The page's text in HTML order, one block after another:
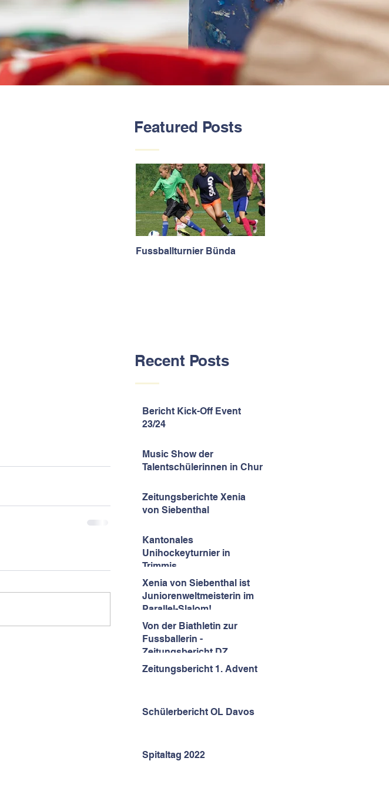
Featured Posts
Fussballturnier Bünda
Recent Posts
Bericht Kick-Off Event
23/24
Music Show der
Talentschülerinnen in Chur
Zeitungsberichte Xenia
von Siebenthal
Kantonales
Unihockeyturnier in
Trimmis
Xenia von Siebenthal ist
Juniorenweltmeisterin im
Parallel-Slalom!
Von der Biathletin zur
Fussballerin -
Zeitungsbericht DZ
30.12.2022
Zeitungsbericht 1. Advent
Schülerbericht OL Davos
Spitaltag 2022